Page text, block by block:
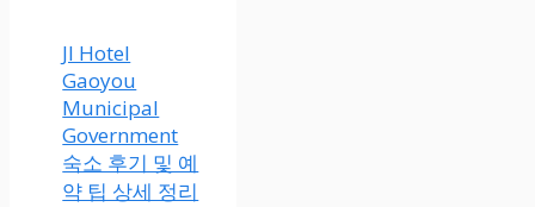
JI Hotel
Gaoyou
Municipal
Government
숙소 후기 및 예
약 팁 상세 정리